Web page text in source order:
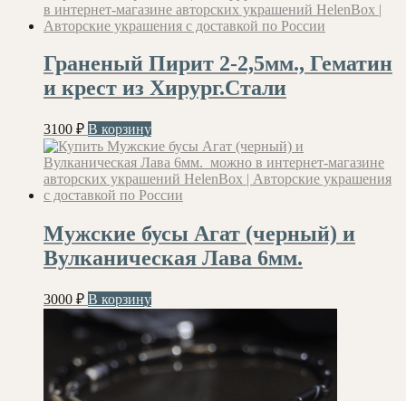
Граненый Пирит 2-2,5мм., Гематин
и крест из Хирург.Стали
3100 ₽ В корзину
Мужские бусы Агат (черный) и
Вулканическая Лава 6мм.
3000 ₽ В корзину